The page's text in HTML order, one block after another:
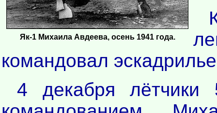
Як-1 Михаила Авдеева, осень 1941 года.
командовал
4 декабря